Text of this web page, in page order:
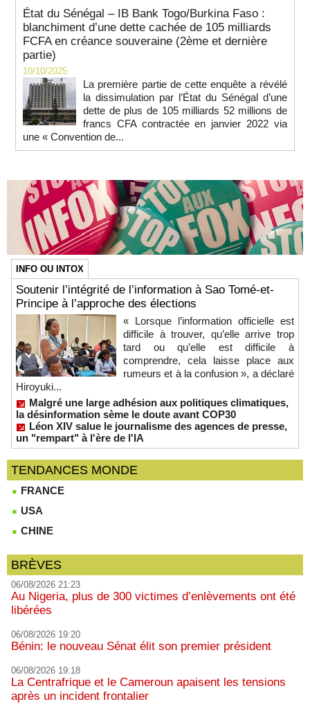
État du Sénégal – IB Bank Togo/Burkina Faso :
blanchiment d’une dette cachée de 105 milliards
FCFA en créance souveraine (2ème et dernière
partie)
10/10/2025
La première partie de cette enquête a révélé
la dissimulation par l’État du Sénégal d’une
dette de plus de 105 milliards 52 millions de
francs CFA contractée en janvier 2022 via
une « Convention de...
INFO OU INTOX
Soutenir l’intégrité de l’information à Sao Tomé-et-
Principe à l’approche des élections
« Lorsque l’information officielle est
difficile à trouver, qu’elle arrive trop
tard ou qu’elle est difficile à
comprendre, cela laisse place aux
rumeurs et à la confusion », a déclaré
Hiroyuki...
Malgré une large adhésion aux politiques climatiques,
la désinformation sème le doute avant COP30
Léon XIV salue le journalisme des agences de presse,
un "rempart" à l'ère de l'IA
TENDANCES MONDE
FRANCE
USA
CHINE
BRÈVES
06/08/2026 21:23
Au Nigeria, plus de 300 victimes d’enlèvements ont été
libérées
06/08/2026 19:20
Bénin: le nouveau Sénat élit son premier président
06/08/2026 19:18
La Centrafrique et le Cameroun apaisent les tensions
après un incident frontalier